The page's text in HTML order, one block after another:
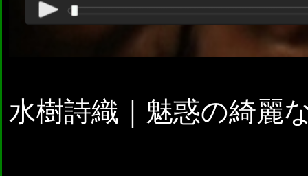
水樹詩織｜魅惑の綺麗